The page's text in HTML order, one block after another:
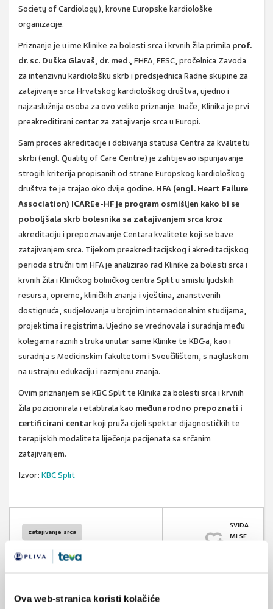
Ova web-stranica koristi kolačiće
Society of Cardiology), krovne Europske kardiološke
organizacije.
Priznanje je u ime Klinike za bolesti srca i krvnih žila primila prof.
dr. sc. Duška Glavaš, dr. med., FHFA, FESC, pročelnica Zavoda
za intenzivnu kardiološku skrb i predsjednica Radne skupine za
zatajivanje srca Hrvatskog kardiološkog društva, ujedno i
najzaslužnija osoba za ovo veliko priznanje. Inače, Klinika je prvi
preakreditirani centar za zatajivanje srca u Europi.
Sam proces akreditacije i dobivanja statusa Centra za kvalitetu
skrbi (engl. Quality of Care Centre) je zahtijevao ispunjavanje
strogih kriterija propisanih od strane Europskog kardiološkog
društva te je trajao oko dvije godine. HFA (engl. Heart Failure
Association) ICAREe-HF je program osmišljen kako bi se
poboljšala skrb bolesnika sa zatajivanjem srca kroz
akreditaciju i prepoznavanje Centara kvalitete koji se bave
zatajivanjem srca. Tijekom preakreditacijskog i akreditacijskog
perioda stručni tim HFA je analizirao rad Klinike za bolesti srca i
krvnih žila i Kliničkog bolničkog centra Split u smislu ljudskih
resursa, opreme, kliničkih znanja i vještina, znanstvenih
dostignuća, sudjelovanja u brojnim internacionalnim studijama,
projektima i registrima. Ujedno se vrednovala i suradnja među
kolegama raznih struka unutar same Klinike te KBC-a, kao i
suradnja s Medicinskim fakultetom i Sveučilištem, s naglaskom
na ustrajnu edukaciju i razmjenu znanja.
Ovim priznanjem se KBC Split te Klinika za bolesti srca i krvnih
žila pozicionirala i etablirala kao međunarodno prepoznati i
certificirani centarkoji pruža cijeli spektar dijagnostičkih te
terapijskih modaliteta liječenja pacijenata sa srčanim
zatajivanjem.
Izvor: KBC Split
zatajivanje srca
kardiologija
SVIĐA
MI SE